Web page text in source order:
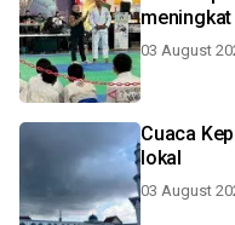
03 August
Cuaca
lokal
03 August